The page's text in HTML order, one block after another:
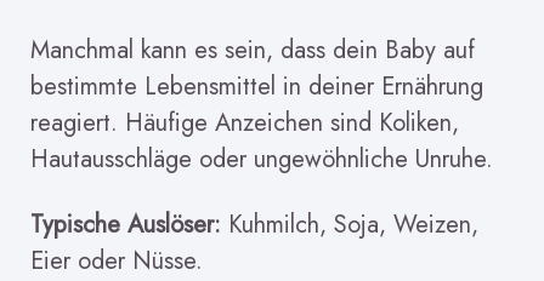
Manchmal kann es sein, dass dein Baby auf
bestimmte Lebensmittel in deiner Ernährung
reagiert. Häufige Anzeichen sind Koliken,
Hautausschläge oder ungewöhnliche Unruhe.
Typische Auslöser: Kuhmilch, Soja, Weizen,
Eier oder Nüsse.